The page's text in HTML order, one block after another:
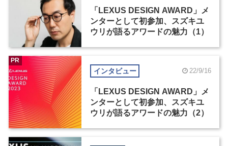
「LEXUS DESIGN AWARD」メ
ンターとして初参加、スズキユ
ウリが語るアワードの魅力（1）
インタビュー 22/9/16
「LEXUS DESIGN AWARD」メ
ンターとして初参加、スズキユ
ウリが語るアワードの魅力（2）
PR